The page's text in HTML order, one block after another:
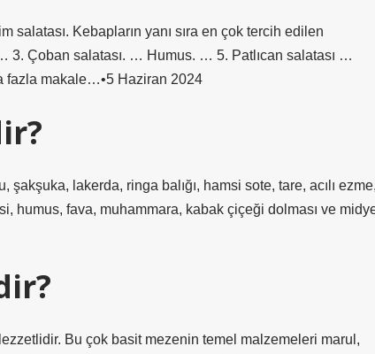
Kebapların yanı sıra en çok tercih edilen
3. Çoban salatası. … Humus. … 5. Patlıcan salatası …
fazla makale…•5 Haziran 2024
lakerda, ringa balığı, hamsi sote, tare, acılı
humus, fava, muhammara, kabak çiçeği dolması ve
Bu çok basit mezenin temel malzemeleri marul,